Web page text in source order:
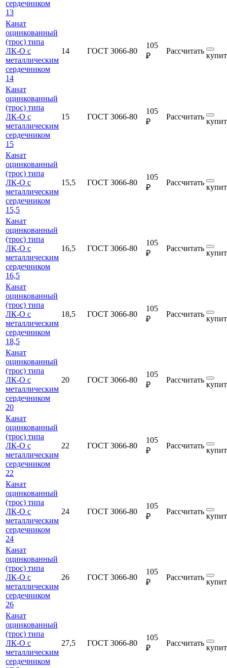
сердечником
13
Канат
оцинкованный
(трос) типа
ЛК-О с
металлическим
сердечником
14
14 ГОСТ 3066-80
105
₽
Рассчитать
Канат
оцинкованный
(трос) типа
ЛК-О с
металлическим
сердечником
15
15 ГОСТ 3066-80
105
₽
Рассчитать
Канат
оцинкованный
(трос) типа
ЛК-О с
металлическим
сердечником
15,5
15,5 ГОСТ 3066-80
105
₽
Рассчитать
Канат
оцинкованный
(трос) типа
ЛК-О с
металлическим
сердечником
16,5
16,5 ГОСТ 3066-80
105
₽
Рассчитать
Канат
оцинкованный
(трос) типа
ЛК-О с
металлическим
сердечником
18,5
18,5 ГОСТ 3066-80
105
₽
Рассчитать
Канат
оцинкованный
(трос) типа
ЛК-О с
металлическим
сердечником
20
20 ГОСТ 3066-80
105
₽
Рассчитать
Канат
оцинкованный
(трос) типа
ЛК-О с
металлическим
сердечником
22
22 ГОСТ 3066-80
105
₽
Рассчитать
Канат
оцинкованный
(трос) типа
ЛК-О с
металлическим
сердечником
24
24 ГОСТ 3066-80
105
₽
Рассчитать
Канат
оцинкованный
(трос) типа
ЛК-О с
металлическим
сердечником
26
26 ГОСТ 3066-80
105
₽
Рассчитать
Канат
оцинкованный
(трос) типа
ЛК-О с
металлическим
сердечником
27,5 ГОСТ 3066-80
105
₽
Рассчитать